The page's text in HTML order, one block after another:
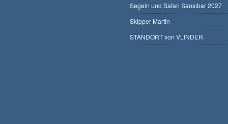
Segeln und Safari Sansibar 2027
Skipper Martin
STANDORT von VLINDER